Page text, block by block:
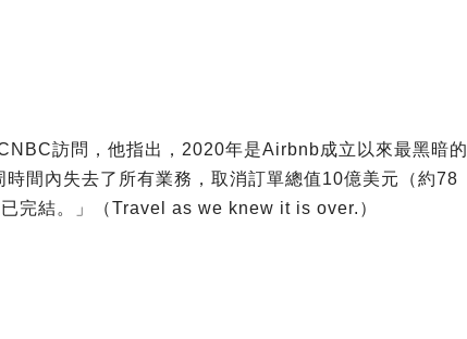
訪問，他指出，2020年是Airbnb成立以來最黑暗的
間內失去了所有業務，取消訂單總值10億美元（約78
完結。」（Travel as we knew it is over.）